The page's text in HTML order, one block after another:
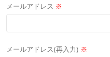
メールアドレス ※
メールアドレス(再入力) ※